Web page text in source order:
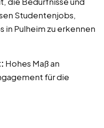
Studentenjobs,
in Pulheim zu erkennen
Hohes Maß an
für die